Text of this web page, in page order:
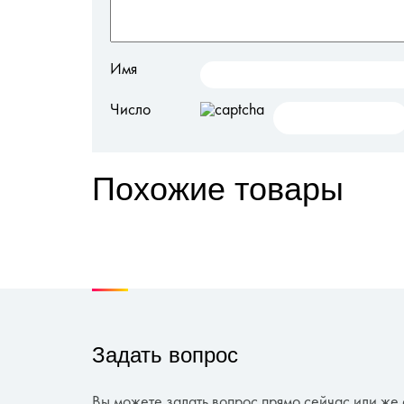
Имя
Число
Похожие товары
Задать вопрос